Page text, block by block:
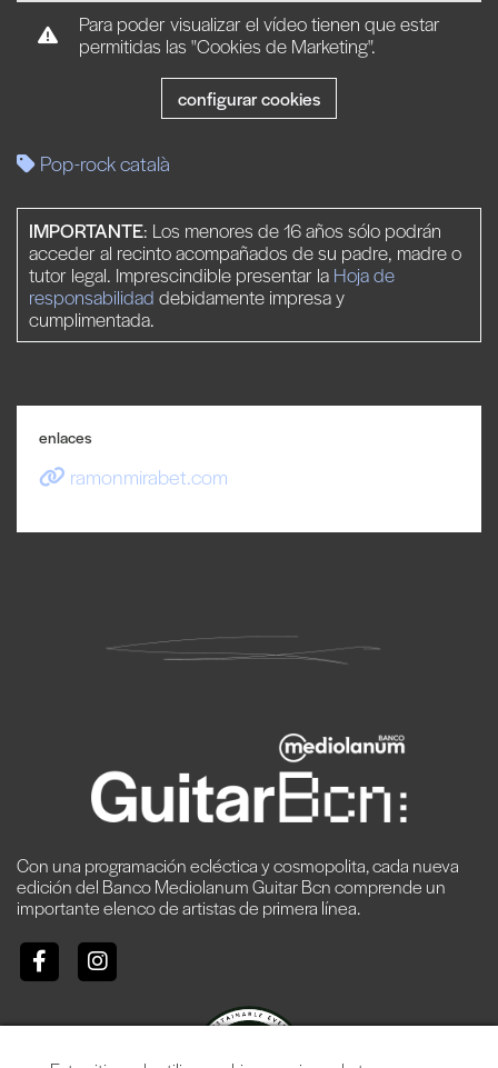
Para poder visualizar el vídeo tienen que estar
permitidas las "Cookies de Marketing".
configurar cookies
Pop-rock català
IMPORTANTE: Los menores de 16 años sólo podrán
acceder al recinto acompañados de su padre, madre o
tutor legal. Imprescindible presentar la Hoja de
responsabilidad debidamente impresa y
cumplimentada.
enlaces
ramonmirabet.com
Con una programación ecléctica y cosmopolita, cada nueva
edición del Banco Mediolanum Guitar Bcn comprende un
importante elenco de artistas de primera línea.